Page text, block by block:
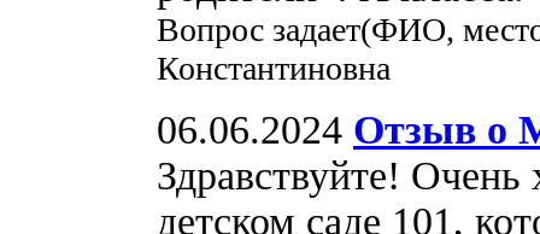
Вопрос задает(ФИО,
Константиновна
06.06.2024 Отзыв о
Здравствуйте! Очень
детском саде 101,